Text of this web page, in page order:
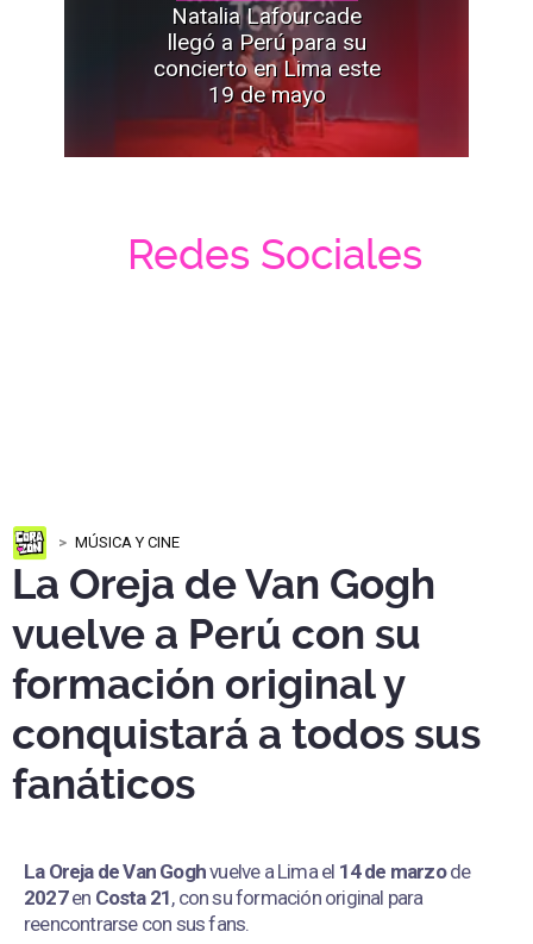
Natalia Lafourcade
llegó a Perú para su
concierto en Lima este
19 de mayo
Redes Sociales
MÚSICA Y CINE
La Oreja de Van Gogh
vuelve a Perú con su
formación original y
conquistará a todos sus
fanáticos
La Oreja de Van Goghvuelve a Lima el 14 de marzode
2027en Costa 21, con su formación original para
reencontrarse con sus fans.